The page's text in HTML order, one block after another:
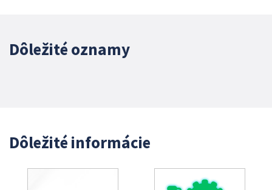
Dôležité oznamy
Dôležité informácie